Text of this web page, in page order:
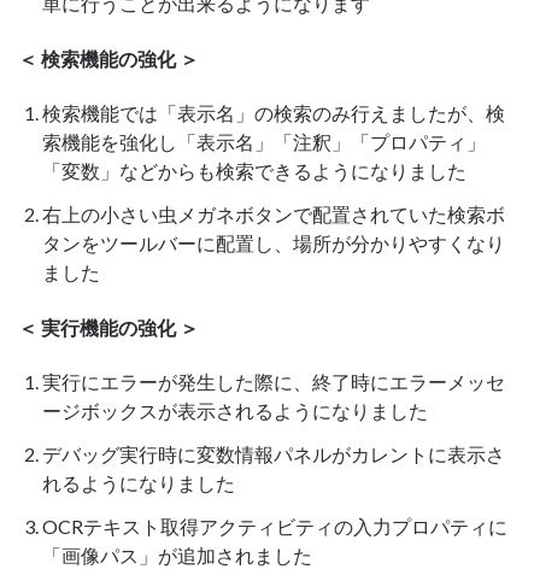
＜ 検索機能の強化 ＞
検索機能では「表示名」の検索のみ行えましたが、検
索機能を強化し「表示名」「注釈」「プロパティ」
「変数」などからも検索できるようになりました
右上の小さい虫メガネボタンで配置されていた検索ボ
タンをツールバーに配置し、場所が分かりやすくなり
ました
＜ 実行機能の強化 ＞
実行にエラーが発生した際に、終了時にエラーメッセ
ージボックスが表示されるようになりました
デバッグ実行時に変数情報パネルがカレントに表示さ
れるようになりました
OCRテキスト取得アクティビティの入力プロパティに
「画像パス」が追加されました